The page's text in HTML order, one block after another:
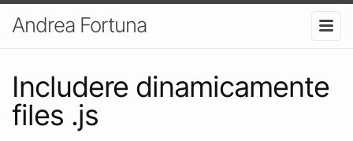
Andrea Fortuna
Includere dinamicamente
files .js